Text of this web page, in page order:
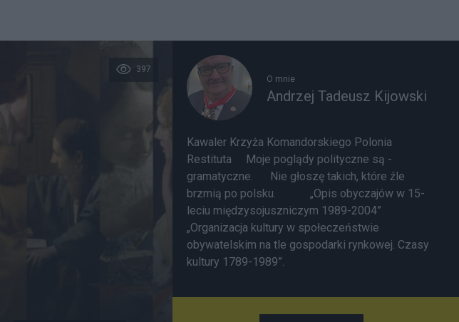
397
O mnie
Andrzej Tadeusz Kijowski
Kawaler Krzyża Komandorskiego Polonia
Restituta Moje poglądy polityczne są -
gramatyczne. Nie głoszę takich, które źle
brzmią po polsku. „Opis obyczajów w 15-
leciu międzysojuszniczym 1989-2004”
„Organizacja kultury w społeczeństwie
obywatelskim na tle gospodarki rynkowej. Czasy
kultury 1789-1989”.